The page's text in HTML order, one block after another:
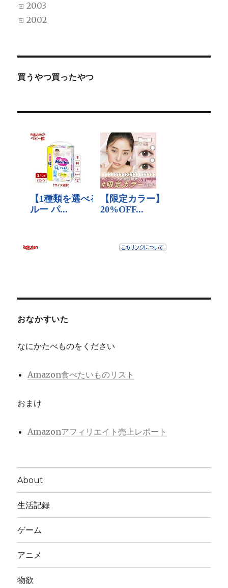
2003
2002
買うやつ買ったやつ
おなかすいた
なにかたべものをください
Amazon食べたいものリスト
おまけ
Amazonアフィリエイト売上レポート
About
生活記録
ゲーム
アニメ
物欲